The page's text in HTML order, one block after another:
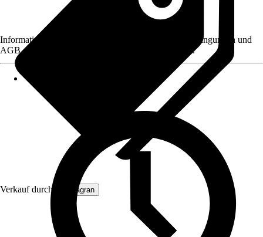
Verkauf durch: Primagran
Informationen des Verkäufers, wie z. B. Rückgabebedingungen und
AGB, finden Sie bei Klick auf den Verkäufernamen.